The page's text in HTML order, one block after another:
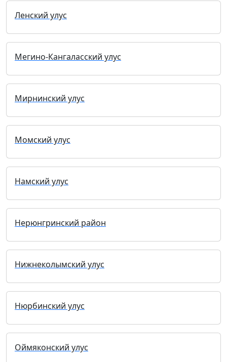
Ленский улус
Мегино-Кангаласский улус
Мирнинский улус
Момский улус
Намский улус
Нерюнгринский район
Нижнеколымский улус
Нюрбинский улус
Оймяконский улус